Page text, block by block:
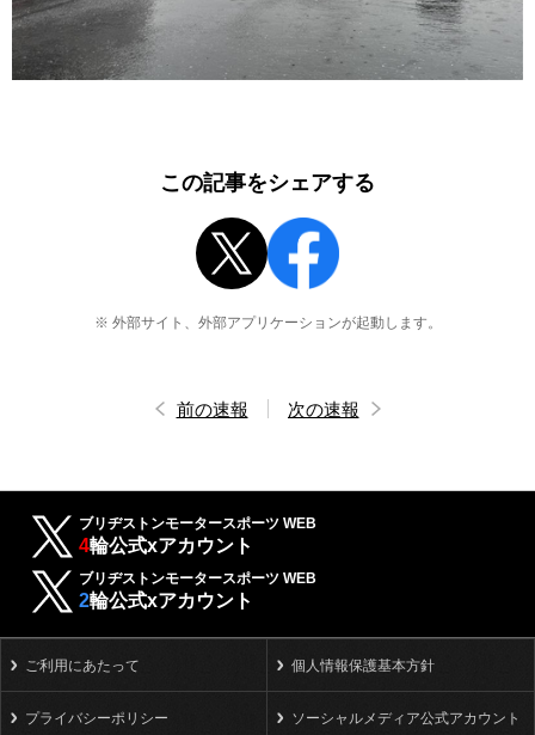
この記事をシェアする
※ 外部サイト、外部アプリケーションが起動します。
前の速報 次の速報
ブリヂストンモータースポーツ WEB
4輪公式xアカウント
ブリヂストンモータースポーツ WEB
2輪公式xアカウント
ご利用にあたって 個人情報保護基本方針
プライバシーポリシー ソーシャルメディア公式アカウント